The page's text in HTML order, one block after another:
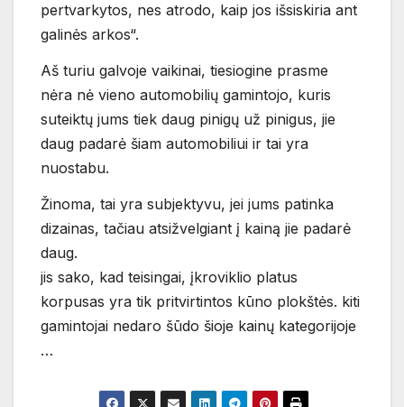
pertvarkytos, nes atrodo, kaip jos išsiskiria ant
galinės arkos“.
Aš turiu galvoje vaikinai, tiesiogine prasme
nėra nė vieno automobilių gamintojo, kuris
suteiktų jums tiek daug pinigų už pinigus, jie
daug padarė šiam automobiliui ir tai yra
nuostabu.
Žinoma, tai yra subjektyvu, jei jums patinka
dizainas, tačiau atsižvelgiant į kainą jie padarė
daug.
jis sako, kad teisingai, įkroviklio platus
korpusas yra tik pritvirtintos kūno plokštės. kiti
gamintojai nedaro šūdo šioje kainų kategorijoje
…